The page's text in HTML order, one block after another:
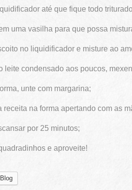
até que fique todo
uma vasilha para que possa
no liquidificador e misture ao
leite condensado aos poucos,
unte com margarina;
receita na forma apertando com as
por 25 minutos;
e aproveite!